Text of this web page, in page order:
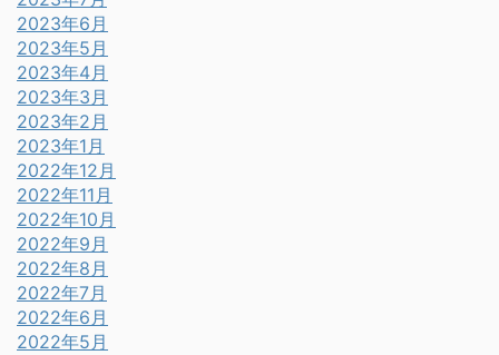
2023年6月
2023年5月
2023年4月
2023年3月
2023年2月
2023年1月
2022年12月
2022年11月
2022年10月
2022年9月
2022年8月
2022年7月
2022年6月
2022年5月